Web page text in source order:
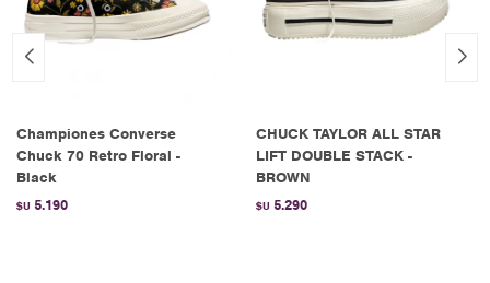
Championes Converse
Chuck 70 Retro Floral -
Black
$U 5.190
CHUCK TAYLOR ALL STAR
LIFT DOUBLE STACK -
BROWN
$U 5.290